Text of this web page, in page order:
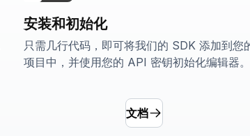
安装和初始化
只需几行代码，即可将我们的 SDK 添加到您
项目中，并使用您的 API 密钥初始化编辑器。
文档